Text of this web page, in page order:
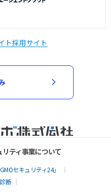
ト採用サイト
ティ事業について
セキュリティ24」
断